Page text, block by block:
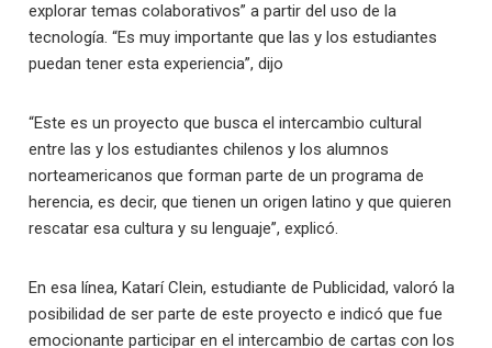
explorar temas colaborativos” a partir del uso de la
tecnología. “Es muy importante que las y los estudiantes
puedan tener esta experiencia”, dijo
“Este es un proyecto que busca el intercambio cultural
entre las y los estudiantes chilenos y los alumnos
norteamericanos que forman parte de un programa de
herencia, es decir, que tienen un origen latino y que quieren
rescatar esa cultura y su lenguaje”, explicó.
En esa línea, Katarí Clein, estudiante de Publicidad, valoró la
posibilidad de ser parte de este proyecto e indicó que fue
emocionante participar en el intercambio de cartas con los